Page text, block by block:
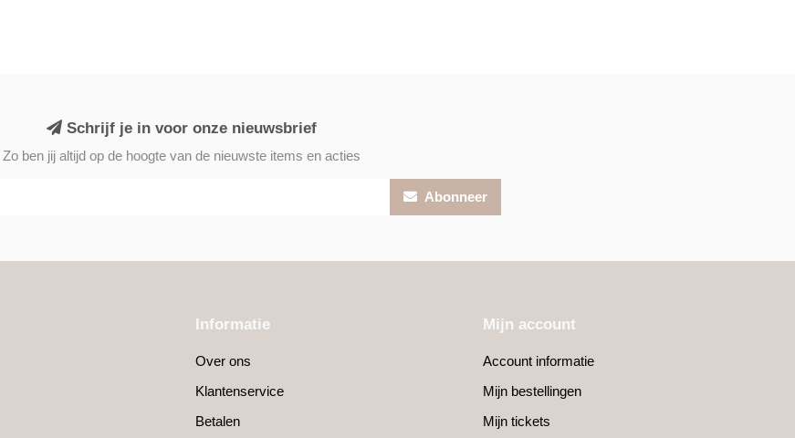
Schrijf je in voor onze nieuwsbrief
Zo ben jij altijd op de hoogte van de nieuwste items en acties
Abonneer
Informatie
Over ons
Klantenservice
Betalen
Mijn account
Account informatie
Mijn bestellingen
Mijn tickets